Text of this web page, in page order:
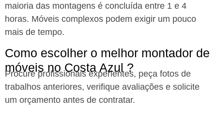
maioria das montagens é concluída entre 1 e 4
horas. Móveis complexos podem exigir um pouco
mais de tempo.
Como escolher o melhor montador de
móveis no Costa Azul ?
Procure profissionais experientes, peça fotos de
trabalhos anteriores, verifique avaliações e solicite
um orçamento antes de contratar.